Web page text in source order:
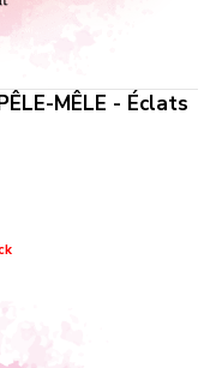
MÊLE - Éclats